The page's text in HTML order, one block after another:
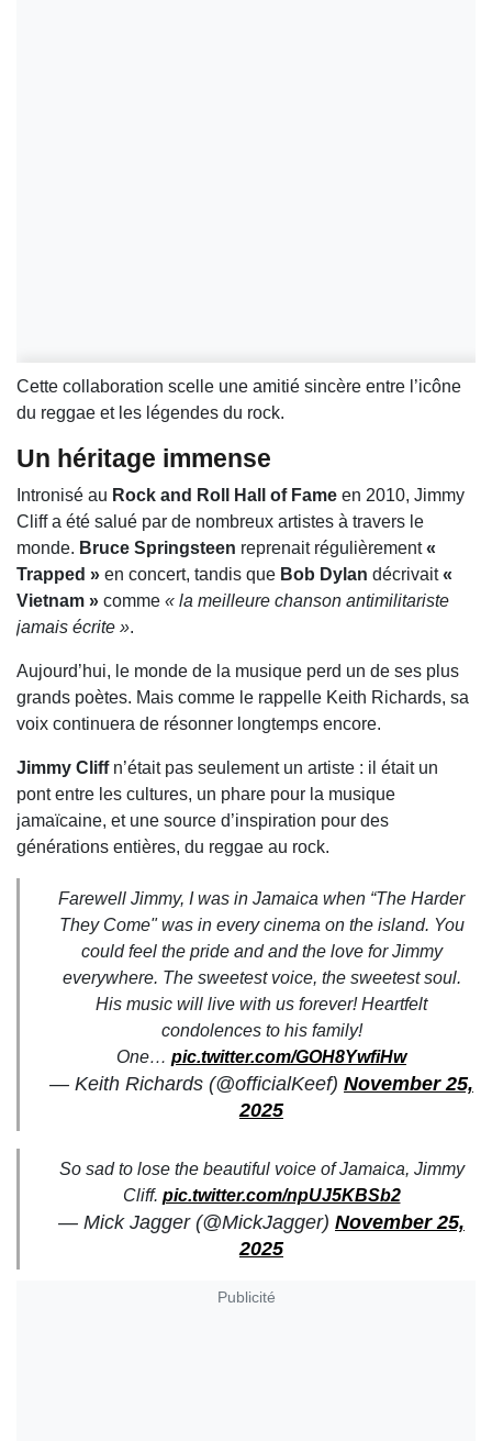
Cette collaboration scelle une amitié sincère entre l’icône
du reggae et les légendes du rock.
Un héritage immense
Intronisé au Rock and Roll Hall of Fame en 2010, Jimmy
Cliff a été salué par de nombreux artistes à travers le
monde. Bruce Springsteen reprenait régulièrement«
Trapped » en concert, tandis que Bob Dylan décrivait«
Vietnam » comme « la meilleure chanson antimilitariste
jamais écrite ».
Aujourd’hui, le monde de la musique perd un de ses plus
grands poètes. Mais comme le rappelle Keith Richards, sa
voix continuera de résonner longtemps encore.
Jimmy Cliffn’était pas seulement un artiste : il était un
pont entre les cultures, un phare pour la musique
jamaïcaine, et une source d’inspiration pour des
générations entières, du reggae au rock.
Farewell Jimmy, I was in Jamaica when “The Harder
They Come" was in every cinema on the island. You
could feel the pride and and the love for Jimmy
everywhere. The sweetest voice, the sweetest soul.
His music will live with us forever! Heartfelt
condolences to his family!
One… pic.twitter.com/GOH8YwfiHw
— Keith Richards (@officialKeef) November 25,
2025
So sad to lose the beautiful voice of Jamaica, Jimmy
Cliff. pic.twitter.com/npUJ5KBSb2
— Mick Jagger (@MickJagger) November 25,
2025
Publicité